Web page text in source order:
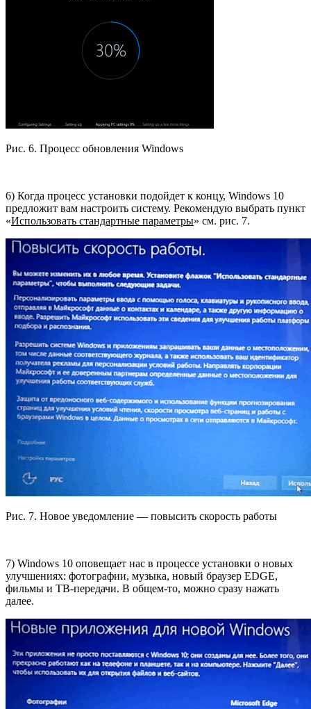
Рис. 6. Процесс обновления Windows
6) Когда процесс установки подойдет к концу, Windows 10
предложит вам настроить систему. Рекомендую выбрать пункт
«Использовать стандартные параметры» см. рис. 7.
Рис. 7. Новое уведомление — повысить скорость работы
7) Windows 10 оповещает нас в процессе установки о новых
улучшениях: фотографии, музыка, новый браузер EDGE,
фильмы и ТВ-передачи. В общем-то, можно сразу нажать
далее.